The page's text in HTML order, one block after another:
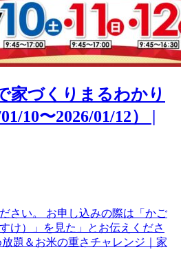
家づくりまるわかり
10〜2026/01/12） |
さい。 お申し込みの際は「かご
け）」を見た」とお伝えくださ
題＆お米の重さチャレンジ｜家